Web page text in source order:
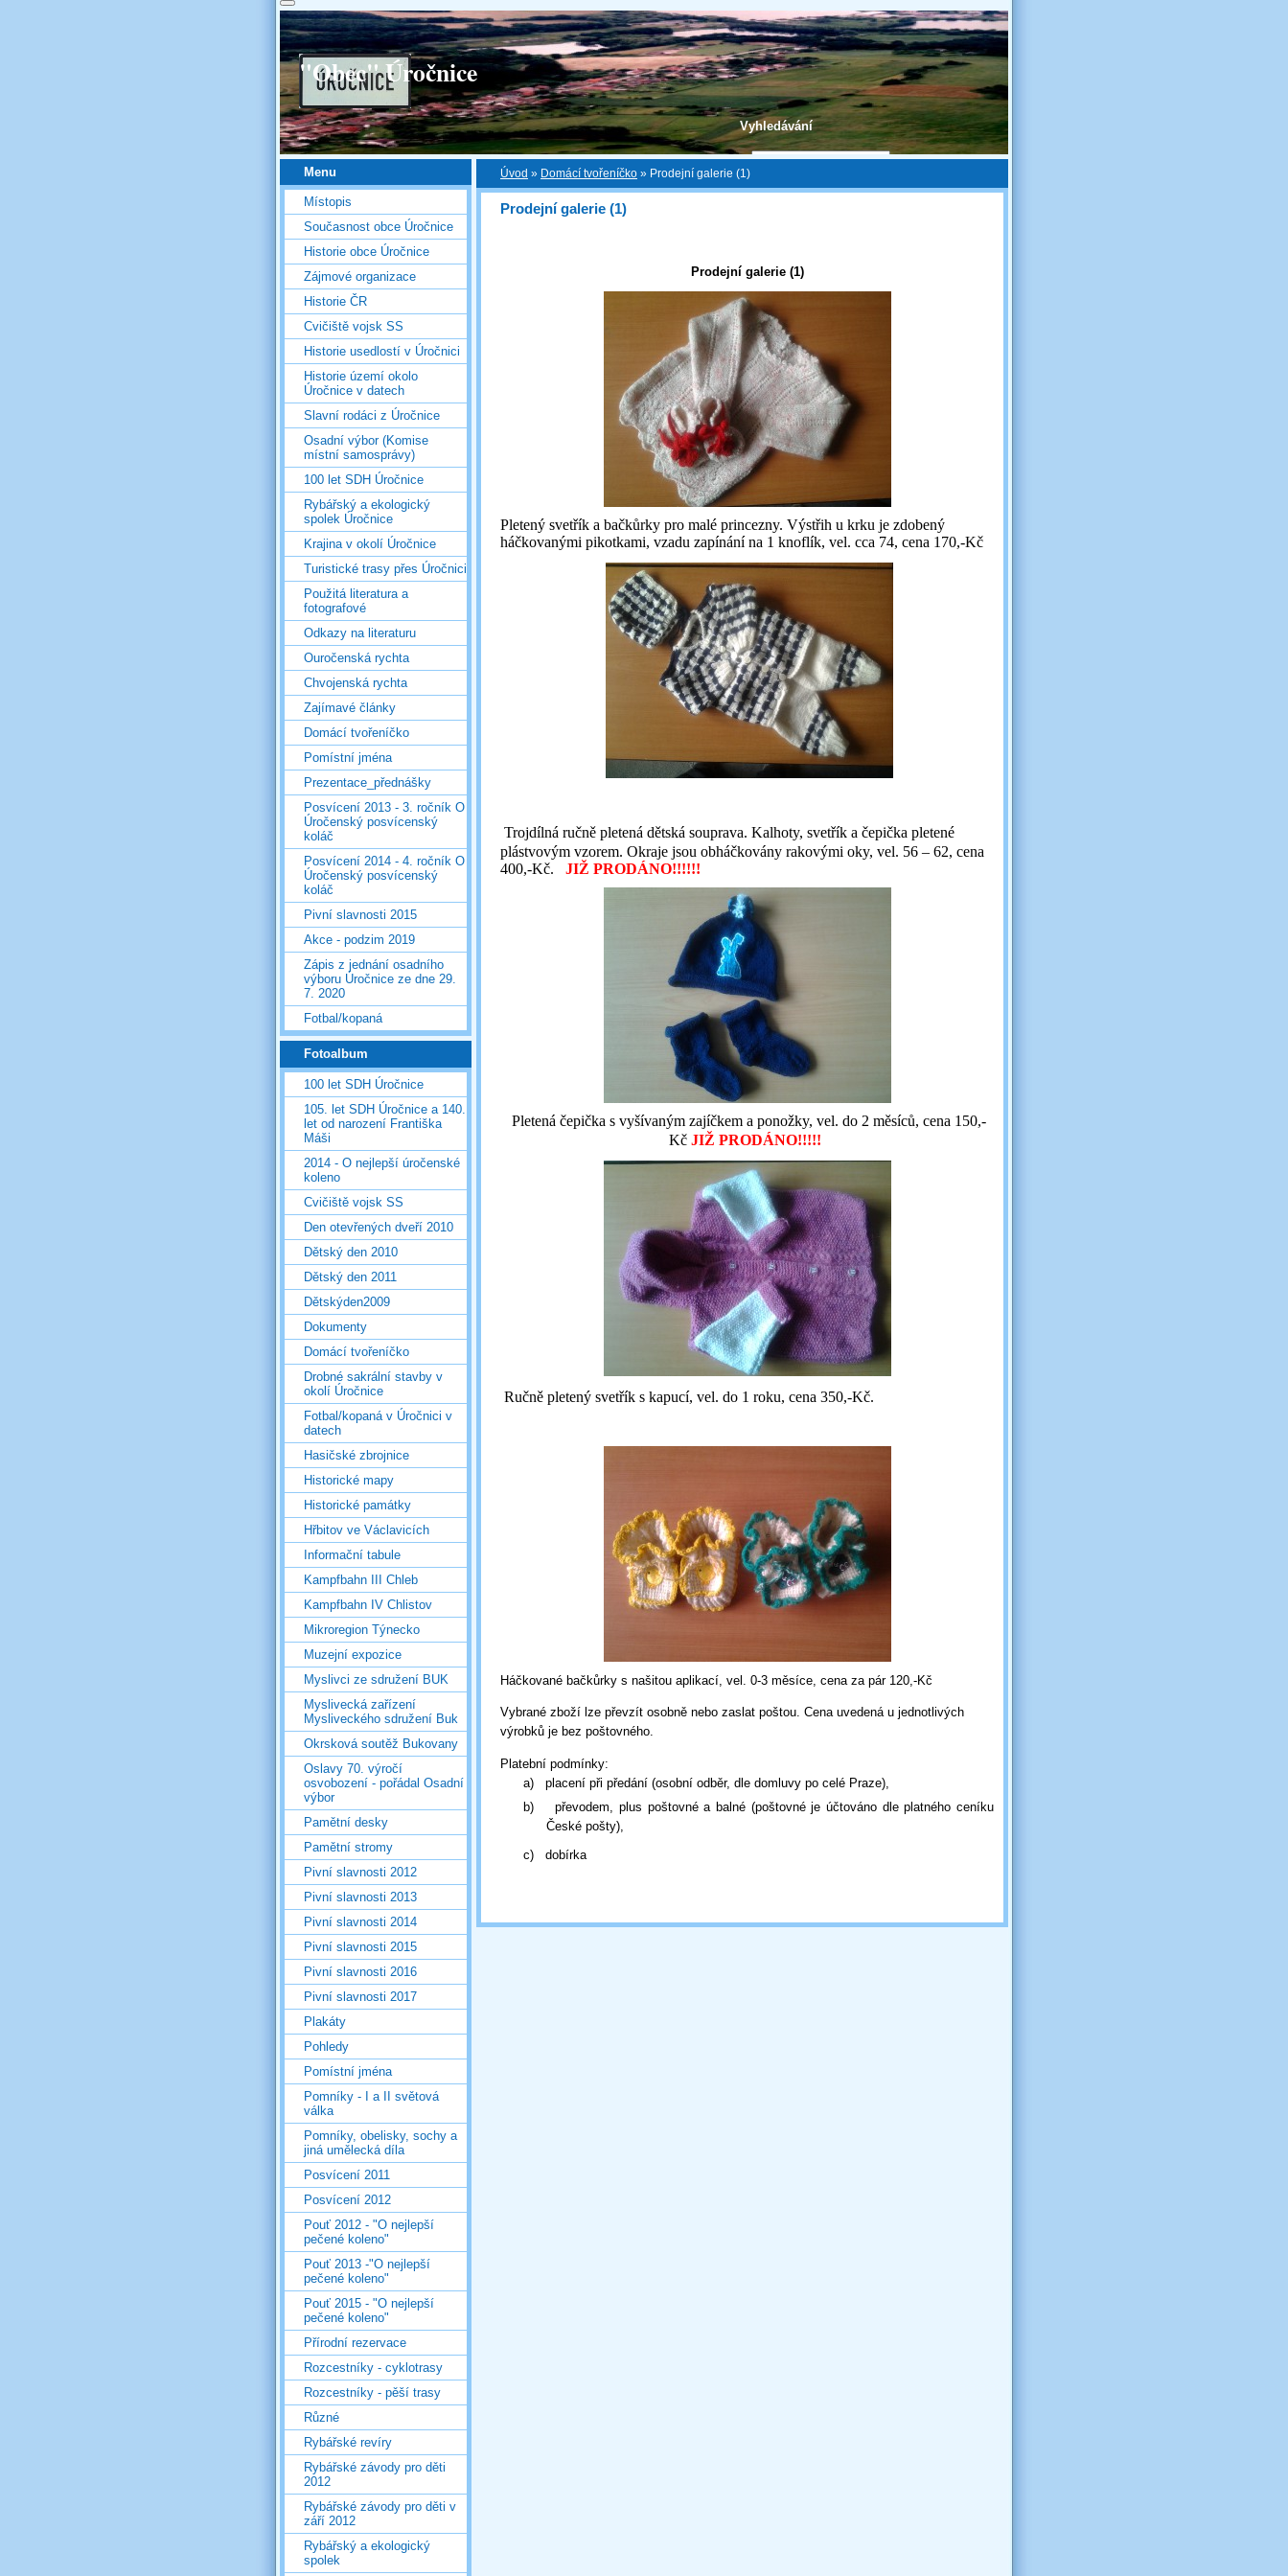
Vyhledávání
"Obec" Úročnice
Úvod » Domácí tvořeníčko » Prodejní galerie (1)
Prodejní galerie (1)
Prodejní galerie (1)
Pletený svetřík a bačkůrky pro malé princezny. Výstřih u krku je zdobený
háčkovanými pikotkami, vzadu zapínání na 1 knoflík, vel. cca 74, cena 170,-Kč
Trojdílná ručně pletená dětská souprava. Kalhoty, svetřík a čepička pletené
plástvovým vzorem. Okraje jsou obháčkovány rakovými oky, vel. 56 – 62, cena
400,-Kč. JIŽ PRODÁNO!!!!!!
Pletená čepička s vyšívaným zajíčkem a ponožky, vel. do 2 měsíců, cena 150,-
Kč JIŽ PRODÁNO!!!!!
Ručně pletený svetřík s kapucí, vel. do 1 roku, cena 350,-Kč.
Háčkované bačkůrky s našitou aplikací, vel. 0-3 měsíce, cena za pár 120,-Kč
Vybrané zboží lze převzít osobně nebo zaslat poštou. Cena uvedená u jednotlivých
výrobků je bez poštovného.
Platební podmínky:
a)
placení při předání (osobní odběr, dle domluvy po celé Praze),
b)
převodem, plus poštovné a balné (poštovné je účtováno dle platného ceníku
České pošty),
c)
dobírka
Menu
Místopis
Současnost obce Úročnice
Historie obce Úročnice
Zájmové organizace
Historie ČR
Cvičiště vojsk SS
Historie usedlostí v Úročnici
Historie území okolo
Úročnice v datech
Slavní rodáci z Úročnice
Osadní výbor (Komise
místní samosprávy)
100 let SDH Úročnice
Rybářský a ekologický
spolek Úročnice
Krajina v okolí Úročnice
Turistické trasy přes Úročnici
Použitá literatura a
fotografové
Odkazy na literaturu
Ouročenská rychta
Chvojenská rychta
Zajímavé články
Domácí tvořeníčko
Pomístní jména
Prezentace_přednášky
Posvícení 2013 - 3. ročník O
Úročenský posvícenský
koláč
Posvícení 2014 - 4. ročník O
Úročenský posvícenský
koláč
Pivní slavnosti 2015
Akce - podzim 2019
Zápis z jednání osadního
výboru Úročnice ze dne 29.
7. 2020
Fotbal/kopaná
Fotoalbum
100 let SDH Úročnice
105. let SDH Úročnice a 140.
let od narození Františka
Máši
2014 - O nejlepší úročenské
koleno
Cvičiště vojsk SS
Den otevřených dveří 2010
Dětský den 2010
Dětský den 2011
Dětskýden2009
Dokumenty
Domácí tvořeníčko
Drobné sakrální stavby v
okolí Úročnice
Fotbal/kopaná v Úročnici v
datech
Hasičské zbrojnice
Historické mapy
Historické památky
Hřbitov ve Václavicích
Informační tabule
Kampfbahn III Chleb
Kampfbahn IV Chlistov
Mikroregion Týnecko
Muzejní expozice
Myslivci ze sdružení BUK
Myslivecká zařízení
Mysliveckého sdružení Buk
Okrsková soutěž Bukovany
Oslavy 70. výročí
osvobození - pořádal Osadní
výbor
Pamětní desky
Pamětní stromy
Pivní slavnosti 2012
Pivní slavnosti 2013
Pivní slavnosti 2014
Pivní slavnosti 2015
Pivní slavnosti 2016
Pivní slavnosti 2017
Plakáty
Pohledy
Pomístní jména
Pomníky - I a II světová
válka
Pomníky, obelisky, sochy a
jiná umělecká díla
Posvícení 2011
Posvícení 2012
Pouť 2012 - "O nejlepší
pečené koleno"
Pouť 2013 -"O nejlepší
pečené koleno"
Pouť 2015 - "O nejlepší
pečené koleno"
Přírodní rezervace
Rozcestníky - cyklotrasy
Rozcestníky - pěší trasy
Různé
Rybářské revíry
Rybářské závody pro děti
2012
Rybářské závody pro děti v
září 2012
Rybářský a ekologický
spolek